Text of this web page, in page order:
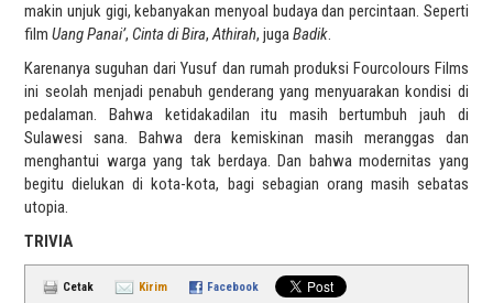
makin unjuk gigi, kebanyakan menyoal budaya dan percintaan. Seperti
filmUang Panai’,Cinta di Bira,Athirah, jugaBadik.
Karenanya suguhan dari Yusuf dan rumah produksi Fourcolours Films
ini seolah menjadi penabuh genderang yang menyuarakan kondisi di
pedalaman. Bahwa ketidakadilan itu masih bertumbuh jauh di
Sulawesi sana. Bahwa dera kemiskinan masih meranggas dan
menghantui warga yang tak berdaya. Dan bahwa modernitas yang
begitu dielukan di kota-kota, bagi sebagian orang masih sebatas
utopia.
TRIVIA
Cetak Kirim Facebook